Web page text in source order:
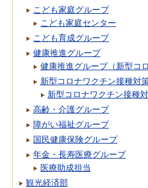
こども家庭グループ
こども家庭センター
こども育成グループ
健康推進グループ
健康推進グループ（新型コ
新型コロナワクチン接種対
新型コロナワクチン接種
高齢・介護グループ
障がい福祉グループ
国民健康保険グループ
年金・長寿医療グループ
医療助成担当
観光経済部